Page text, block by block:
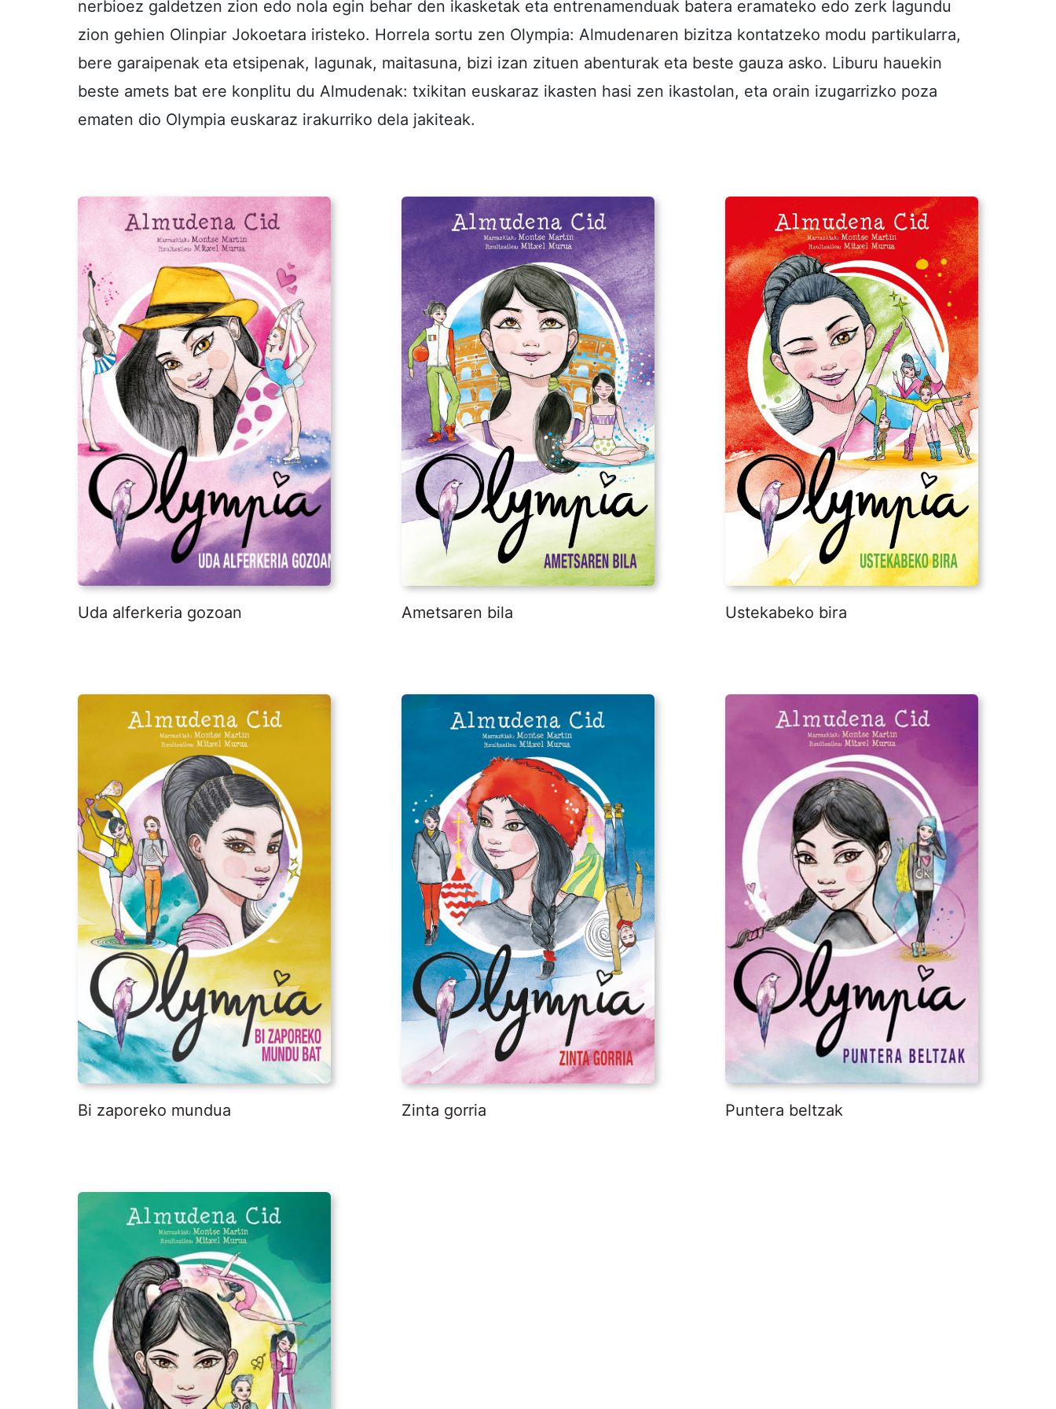
nerbioez galdetzen zion edo nola egin behar den ikasketak eta entrenamenduak batera eramateko edo zerk lagundu
zion gehien Olinpiar Jokoetara iristeko. Horrela sortu zen Olympia: Almudenaren bizitza kontatzeko modu partikularra,
bere garaipenak eta etsipenak, lagunak, maitasuna, bizi izan zituen abenturak eta beste gauza asko. Liburu hauekin
beste amets bat ere konplitu du Almudenak: txikitan euskaraz ikasten hasi zen ikastolan, eta orain izugarrizko poza
ematen dio Olympia euskaraz irakurriko dela jakiteak.
Uda alferkeria gozoan Ametsaren bila Ustekabeko bira
Bi zaporeko mundua Zinta gorria Puntera beltzak